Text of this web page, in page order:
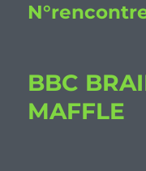
BBC
MAFFLE